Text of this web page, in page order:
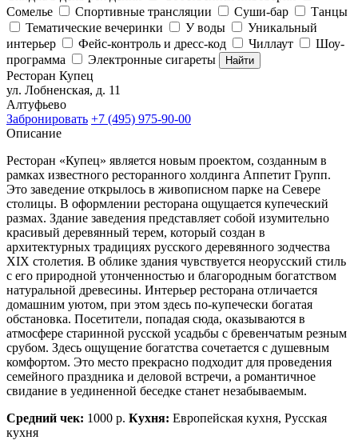
Сомелье
Спортивные трансляции Суши-бар
Танцы
Тематические вечеринки
У воды
Уникальный
интерьер
Фейс-контроль и дресс-код Чиллаут
Шоу-
программа
Электронные сигареты Найти
Ресторан Купец
ул. Лобненская, д. 11
Алтуфьево
Забронировать +7 (495) 975-90-00
Описание
Ресторан «Купец» является новым проектом, созданным в
рамках известного ресторанного холдинга Аппетит Групп.
Это заведение открылось в живописном парке на Севере
столицы. В оформлении ресторана ощущается купеческий
размах. Здание заведения представляет собой изумительно
красивый деревянный терем, который создан в
архитектурных традициях русского деревянного зодчества
XIX столетия. В облике здания чувствуется неорусский стиль
с его природной утонченностью и благородным богатством
натуральной древесины. Интерьер ресторана отличается
домашним уютом, при этом здесь по-купечески богатая
обстановка. Посетители, попадая сюда, оказываются в
атмосфере старинной русской усадьбы с бревенчатым резным
срубом. Здесь ощущение богатства сочетается с душевным
комфортом. Это место прекрасно подходит для проведения
семейного праздника и деловой встречи, а романтичное
свидание в уединенной беседке станет незабываемым.
Средний чек: 1000 р. Кухня: Европейская кухня, Русская
кухня